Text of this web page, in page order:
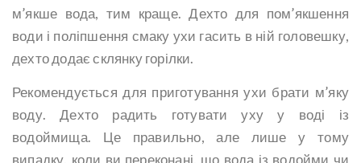
м’якше вода, тим краще. Дехто для пом’якшення
води і поліпшення смаку ухи гасить в ній головешку,
дехто додає склянку горілки.
Рекомендується для приготування ухи брати м’яку
воду. Дехто радить готувати уху у воді із
водоймища. Це правильно, але лише у тому
випадку, коли ви переконані, що вода із водойми чи